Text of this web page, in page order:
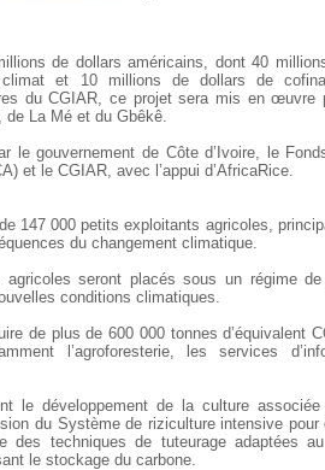
de dollars américains, dont 40
et 10 millions de dollars de
du CGIAR, ce projet sera mis en œuvre
de La Mé et du Gbêkê.
le gouvernement de Côte d’Ivoire, le
et le CGIAR, avec l’appui d’AfricaRice.
147 000 petits exploitants agricoles,
du changement climatique.
seront placés sous un régime
conditions climatiques.
de plus de 600 000 tonnes d’équivalent
l’agroforesterie, les services
le développement de la culture associée
du Système de riziculture intensive pour
des techniques de tuteurage adaptées
le stockage du carbone.